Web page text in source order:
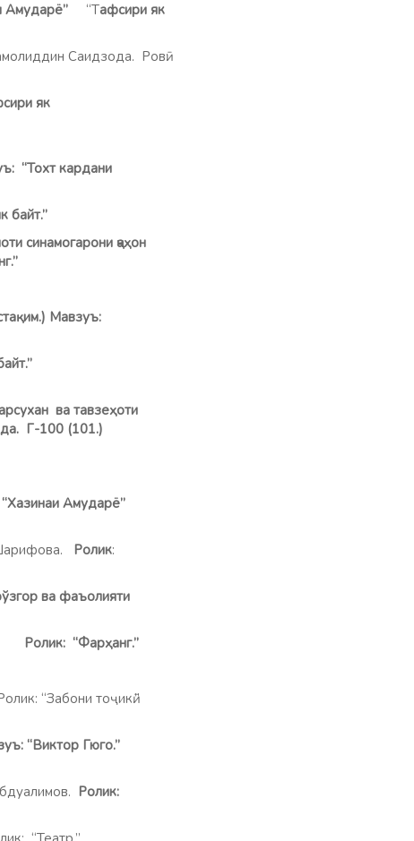
Амударё” “Тафсири як
Саидзода. Ровӣ:
як
“Тохт кардани
байт.”
ҷаҳон
Мавзуъ:
як байт.”
ва тавзеҳоти
Г-100 (101.)
Амударё”
Ролик:
ва фаъолияти
“Фарҳанг.”
“Забони тоҷикӣ.”
“Виктор Гюго.”
Ролик: